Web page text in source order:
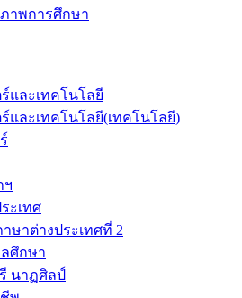
าพการศึกษา
และเทคโนโลยี
และเทคโนโลยี(เทคโนโลยี)
ฯ
ะเทศ
ษาต่างประเทศที่ 2
ศึกษา
นาฏศิลป์